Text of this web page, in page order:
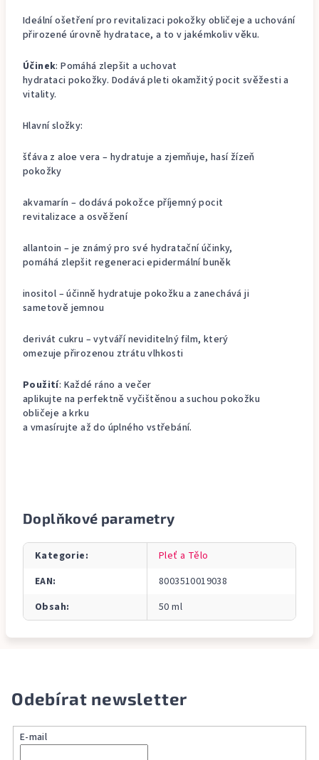
Ideální ošetření pro revitalizaci pokožky obličeje a uchování
přirozené úrovně hydratace, a to v jakémkoliv věku.
Účinek: Pomáhá zlepšit a uchovat
hydrataci pokožky. Dodává pleti okamžitý pocit svěžesti a
vitality.
Hlavní složky:
šťáva z aloe vera – hydratuje a zjemňuje, hasí žízeň
pokožky
akvamarín – dodává pokožce příjemný pocit
revitalizace a osvěžení
allantoin – je známý pro své hydratační účinky,
pomáhá zlepšit regeneraci epidermální buněk
inositol – účinně hydratuje pokožku a zanechává ji
sametově jemnou
derivát cukru – vytváří neviditelný film, který
omezuje přirozenou ztrátu vlhkosti
Použití: Každé ráno a večer
aplikujte na perfektně vyčištěnou a suchou pokožku
obličeje a krku
a vmasírujte až do úplného vstřebání.
Doplňkové parametry
Kategorie:
Pleť a Tělo
EAN:
8003510019038
Obsah: 50 ml
Odebírat newsletter
E-mail